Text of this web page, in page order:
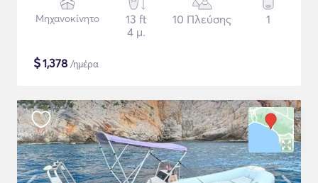
Μηχανοκίνητο
13 ft
4 μ.
10 Πλεύσης 1
$1,378 /ημέρα